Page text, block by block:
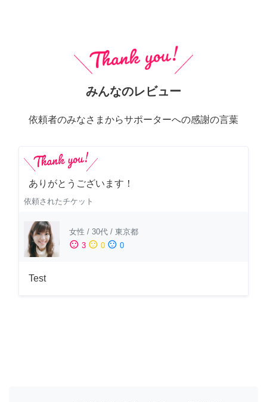
みんなのレビュー
依頼者のみなさまからサポーターへの感謝の言葉
ありがとうございます！
依頼されたチケット
女性 / 30代 / 東京都
sentiment_satisfied 3 sentiment_neutral 0 sentiment_dissatisfied 0
Test